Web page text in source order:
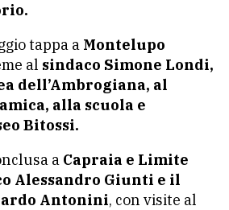
tappa a Montelupo
al sindaco Simone Londi,
dell’Ambrogiana, al
alla scuola e
Bitossi.
a Capraia e Limite
Alessandro Giunti e il
Antonini, con visite al